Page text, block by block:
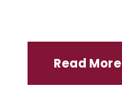
Read More